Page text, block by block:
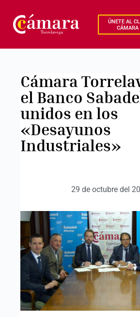
ÚNETE AL
CÁMARA
Cámara
el Banco
unidos en los
«Desayunos
Industriales»
29 de octubre del